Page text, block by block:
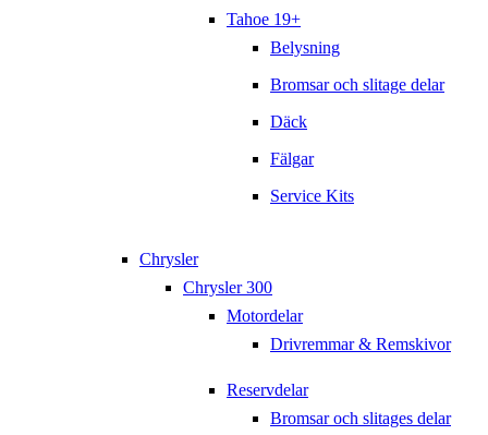
Tahoe 19+
Belysning
Bromsar och slitage delar
Däck
Fälgar
Service Kits
Chrysler
Chrysler 300
Motordelar
Drivremmar & Remskivor
Reservdelar
Bromsar och slitages delar